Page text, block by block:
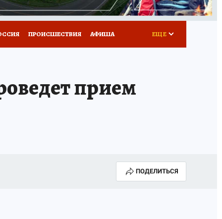
ПРОИСШЕСТВИЯ АФИША ЕЩЕ
прием
ПОДЕЛИТЬСЯ